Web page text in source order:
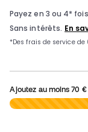
Ajoutez au moins70 €
0,00 €